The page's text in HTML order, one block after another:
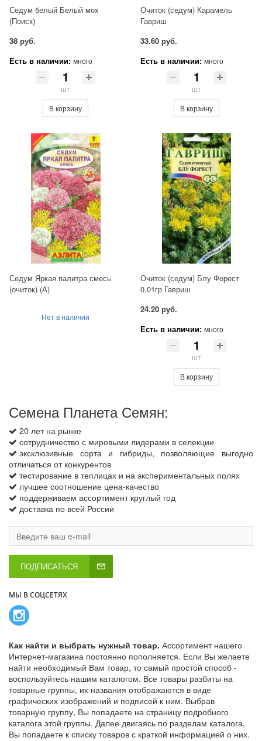
Седум белый Белый мох
(Поиск)
38 руб.
Есть в наличии: много
шт
В корзину
Очиток (седум) Карамель
Гавриш
33.60 руб.
Есть в наличии: много
шт
В корзину
Седум Яркая палитра смесь
(очиток) (А)
Нет в наличии
Очиток (седум) Блу Форест
0,01гр Гавриш
24.20 руб.
Есть в наличии: много
шт
В корзину
Семена Планета Семян:
20 лет на рынке
сотрудничество с мировыми лидерами в селекции
эксклюзивные сорта и гибриды, позволяющие выгодно
отличаться от конкурентов
тестирование в теплицах и на экспериментальных полях
лучшее соотношение цена-качество
поддерживаем ассортимент круглый год
доставка по всей России
ПОДПИСАТЬСЯ
МЫ В СОЦСЕТЯХ
Как найти и выбрать нужный товар. Ассортимент нашего
Интернет-магазина постоянно пополняется. Если Вы желаете
найти необходимый Вам товар, то самый простой способ -
воспользуйтесь нашим каталогом. Все товары разбиты на
товарные группы, их названия отображаются в виде
графических изображений и подписей к ним. Выбрав
товарную группу, Вы попадаете на страницу подробного
каталога этой группы. Далее двигаясь по разделам каталога,
Вы попадаете к списку товаров с краткой информацией о них.